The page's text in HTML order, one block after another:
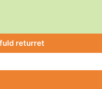
returret